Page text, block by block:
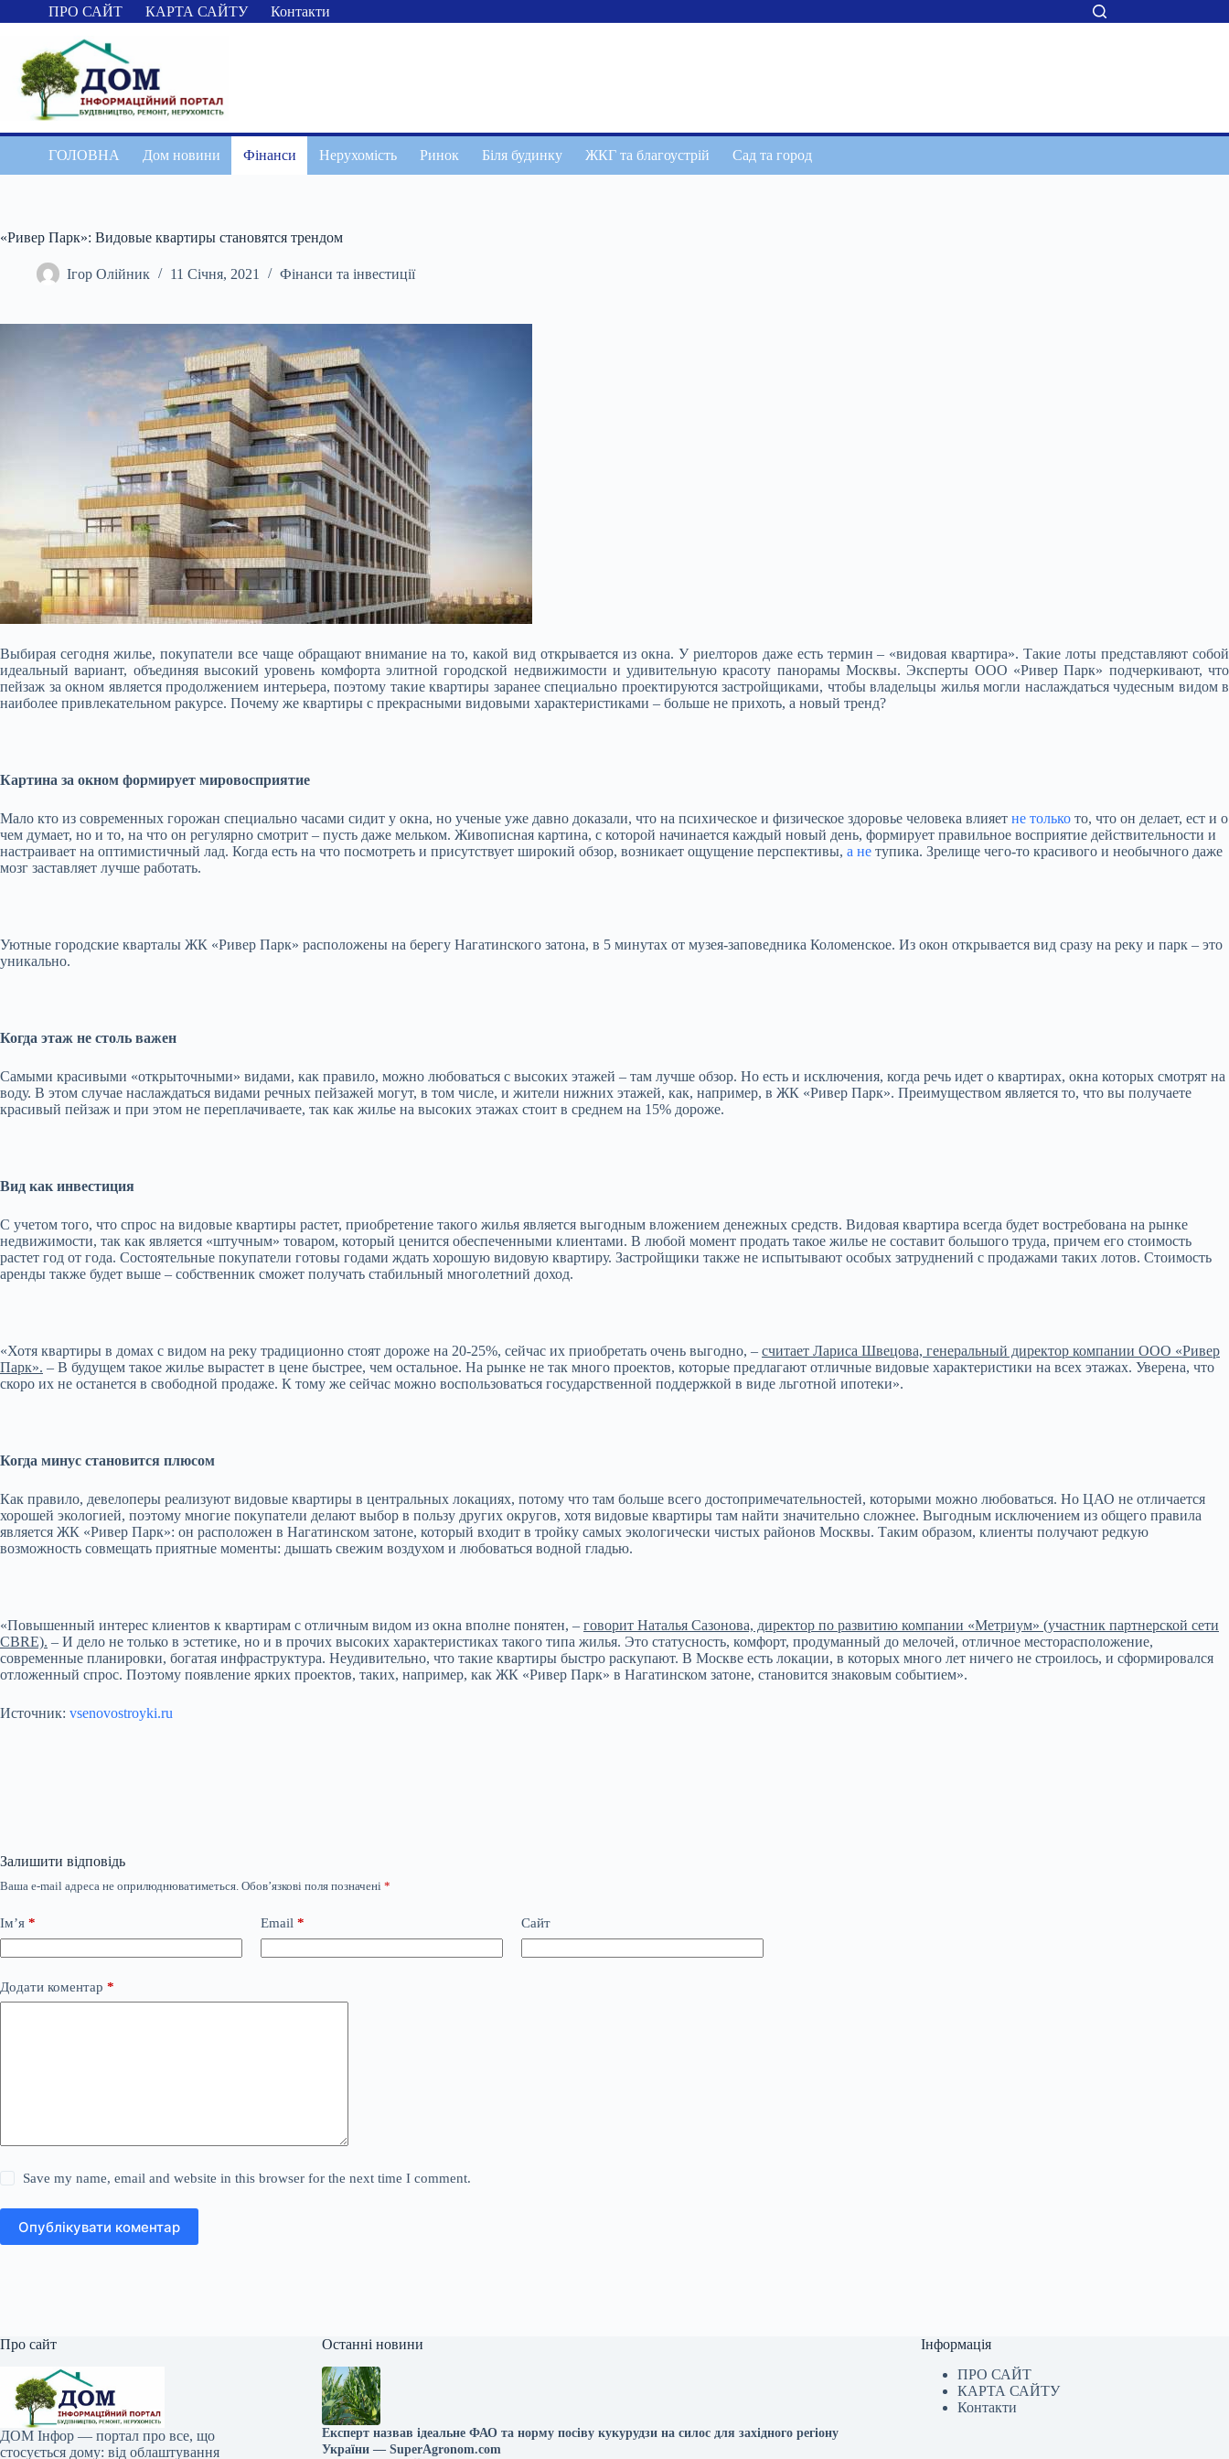
Перейти
до
ПРО САЙТ КАРТА САЙТУ Контакти
ГОЛОВНА Дом новини Фінанси Нерухомість Ринок Біля будинку ЖКГ та благоустрій Сад та город
«Ривер Парк»: Видовые квартиры становятся трендом
Ігор Олійник 11 Січня, 2021 Фінанси та інвестиції
Выбирая сегодня жилье, покупатели все чаще обращают внимание на то, какой вид открывается из окна. У риелторов даже есть термин – «видовая квартира». Такие лоты представляют собой
идеальный вариант, объединяя высокий уровень комфорта элитной городской недвижимости и удивительную красоту панорамы Москвы. Эксперты ООО «Ривер Парк» подчеркивают, что
пейзаж за окном является продолжением интерьера, поэтому такие квартиры заранее специально проектируются застройщиками, чтобы владельцы жилья могли наслаждаться чудесным видом в
наиболее привлекательном ракурсе. Почему же квартиры с прекрасными видовыми характеристиками – больше не прихоть, а новый тренд?
Картина за окном формирует мировосприятие
Мало кто из современных горожан специально часами сидит у окна, но ученые уже давно доказали, что на психическое и физическое здоровье человека влияет не только то, что он делает, ест и о
чем думает, но и то, на что он регулярно смотрит – пусть даже мельком. Живописная картина, с которой начинается каждый новый день, формирует правильное восприятие действительности и
настраивает на оптимистичный лад. Когда есть на что посмотреть и присутствует широкий обзор, возникает ощущение перспективы, а не тупика. Зрелище чего-то красивого и необычного даже
мозг заставляет лучше работать.
Уютные городские кварталы ЖК «Ривер Парк» расположены на берегу Нагатинского затона, в 5 минутах от музея-заповедника Коломенское. Из окон открывается вид сразу на реку и парк – это
уникально.
Когда этаж не столь важен
Самыми красивыми «открыточными» видами, как правило, можно любоваться с высоких этажей – там лучше обзор. Но есть и исключения, когда речь идет о квартирах, окна которых смотрят на
воду. В этом случае наслаждаться видами речных пейзажей могут, в том числе, и жители нижних этажей, как, например, в ЖК «Ривер Парк». Преимуществом является то, что вы получаете
красивый пейзаж и при этом не переплачиваете, так как жилье на высоких этажах стоит в среднем на 15% дороже.
Вид как инвестиция
С учетом того, что спрос на видовые квартиры растет, приобретение такого жилья является выгодным вложением денежных средств. Видовая квартира всегда будет востребована на рынке
недвижимости, так как является «штучным» товаром, который ценится обеспеченными клиентами. В любой момент продать такое жилье не составит большого труда, причем его стоимость
растет год от года. Состоятельные покупатели готовы годами ждать хорошую видовую квартиру. Застройщики также не испытывают особых затруднений с продажами таких лотов. Стоимость
аренды также будет выше – собственник сможет получать стабильный многолетний доход.
«Хотя квартиры в домах с видом на реку традиционно стоят дороже на 20-25%, сейчас их приобретать очень выгодно, – считает Лариса Швецова, генеральный директор компании ООО «Ривер
Парк». – В будущем такое жилье вырастет в цене быстрее, чем остальное. На рынке не так много проектов, которые предлагают отличные видовые характеристики на всех этажах. Уверена, что
скоро их не останется в свободной продаже. К тому же сейчас можно воспользоваться государственной поддержкой в виде льготной ипотеки».
Когда минус становится плюсом
Как правило, девелоперы реализуют видовые квартиры в центральных локациях, потому что там больше всего достопримечательностей, которыми можно любоваться. Но ЦАО не отличается
хорошей экологией, поэтому многие покупатели делают выбор в пользу других округов, хотя видовые квартиры там найти значительно сложнее. Выгодным исключением из общего правила
является ЖК «Ривер Парк»: он расположен в Нагатинском затоне, который входит в тройку самых экологически чистых районов Москвы. Таким образом, клиенты получают редкую
возможность совмещать приятные моменты: дышать свежим воздухом и любоваться водной гладью.
«Повышенный интерес клиентов к квартирам с отличным видом из окна вполне понятен, – говорит Наталья Сазонова, директор по развитию компании «Метриум» (участник партнерской сети
CBRE). – И дело не только в эстетике, но и в прочих высоких характеристиках такого типа жилья. Это статусность, комфорт, продуманный до мелочей, отличное месторасположение,
современные планировки, богатая инфраструктура. Неудивительно, что такие квартиры быстро раскупают. В Москве есть локации, в которых много лет ничего не строилось, и сформировался
отложенный спрос. Поэтому появление ярких проектов, таких, например, как ЖК «Ривер Парк» в Нагатинском затоне, становится знаковым событием».
Источник: vsenovostroyki.ru
Залишити відповідь
Ваша e-mail адреса не оприлюднюватиметься. Обов’язкові поля позначені *
Ім’я * Email * Сайт
Додати коментар *
Save my name, email and website in this browser for the next time I comment.
Опублікувати коментар
Про сайт
ДОМ Інфор — портал про все, що
стосується дому: від облаштування
Останні новини
Експерт назвав ідеальне ФАО та норму посіву кукурудзи на силос для західного регіону
України — SuperAgronom.com
Інформація
ПРО САЙТ
КАРТА САЙТУ
Контакти